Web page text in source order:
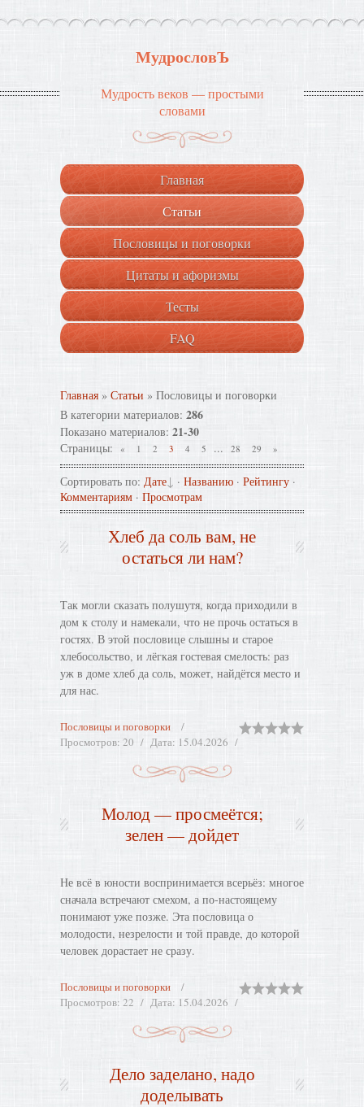
МудрословЪ
Мудрость веков — простыми
словами
Главная
Статьи
Пословицы и поговорки
Цитаты и афоризмы
Тесты
FAQ
Главная » Статьи » Пословицы и поговорки
В категории материалов: 286
Показано материалов: 21-30
Страницы: « 1 2 3 4 5 ... 28 29 »
Сортировать по: Дате · Названию · Рейтингу ·
Комментариям · Просмотрам
Хлеб да соль вам, не
остаться ли нам?
Так могли сказать полушутя, когда приходили в
дом к столу и намекали, что не прочь остаться в
гостях. В этой пословице слышны и старое
хлебосольство, и лёгкая гостевая смелость: раз
уж в доме хлеб да соль, может, найдётся место и
для нас.
Пословицы и поговорки
Просмотров: 20 Дата: 15.04.2026
Молод — просмеётся;
зелен — дойдет
Не всё в юности воспринимается всерьёз: многое
сначала встречают смехом, а по-настоящему
понимают уже позже. Эта пословица о
молодости, незрелости и той правде, до которой
человек дорастает не сразу.
Пословицы и поговорки
Просмотров: 22 Дата: 15.04.2026
Дело заделано, надо
доделывать